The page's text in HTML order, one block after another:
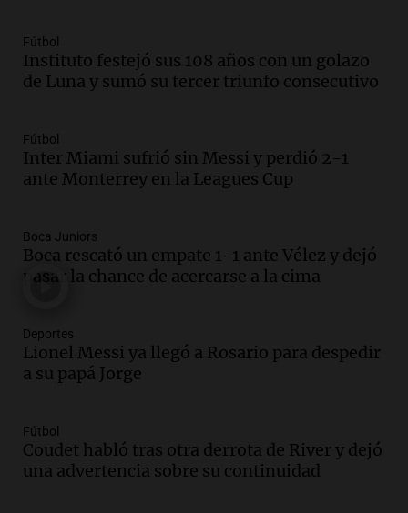
Audio.Joan Gaspart: "Sin Jorge, no sé si
Messi hubiera llegado adonde llegó"
Audio.El orgullo y el sueño argentino de
Jorge Messi en una entrevista con Rony
Episodios
Audio.El abuelo de Agostina Vega, tras
Una mañana para todos
Episodios
Audio.Una nutricionista derribó el mito
conviene priorizar
Una mañana para todos
Episodios
Fútbol
Instituto festejó sus 108 años con un golazo
de Luna y sumó su tercer triunfo consecutivo
Fútbol
Inter Miami sufrió sin Messi y perdió 2-1
ante Monterrey en la Leagues Cup
Boca Juniors
Boca rescató un empate 1-1 ante Vélez y dejó
pasar la chance de acercarse a la cima
Deportes
Lionel Messi ya llegó a Rosario para despedir
a su papá Jorge
Fútbol
Coudet habló tras otra derrota de River y dejó
una advertencia sobre su continuidad